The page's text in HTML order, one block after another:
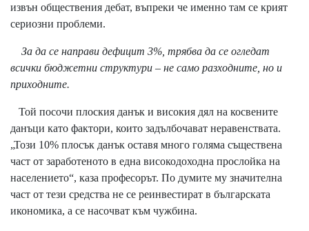
извън обществения дебат, въпреки че именно там се крият
сериозни проблеми.
За да се направи дефицит 3%, трябва да се огледат
всички бюджетни структури – не само разходните, но и
приходните.
Той посочи плоския данък и високия дял на косвените
данъци като фактори, които задълбочават неравенствата.
„Този 10% плосък данък оставя много голяма съществена
част от заработеното в една високодоходна прослойка на
населението“, каза професорът. По думите му значителна
част от тези средства не се реинвестират в българската
икономика, а се насочват към чужбина.